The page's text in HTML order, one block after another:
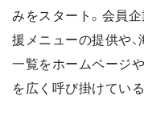
みをスタート。会員
援メニューの提供や
一覧をホームページ
を広く呼び掛けている